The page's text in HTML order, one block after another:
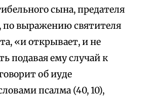
сына, предателя
по выражению святителя
«и открывает, и не
подавая ему случай к
об иуде
псалма (40, 10),